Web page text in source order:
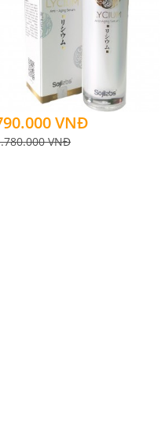
VNĐ
VNĐ